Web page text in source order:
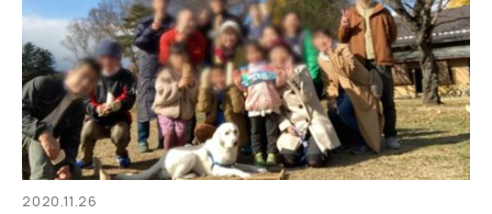
2020.11.26